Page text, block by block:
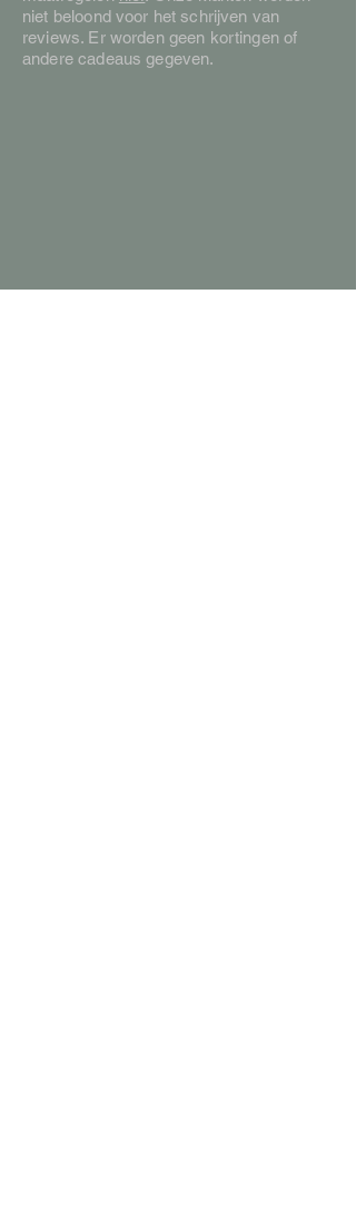
niet beloond voor het schrijven van
reviews. Er worden geen kortingen of
andere cadeaus gegeven.